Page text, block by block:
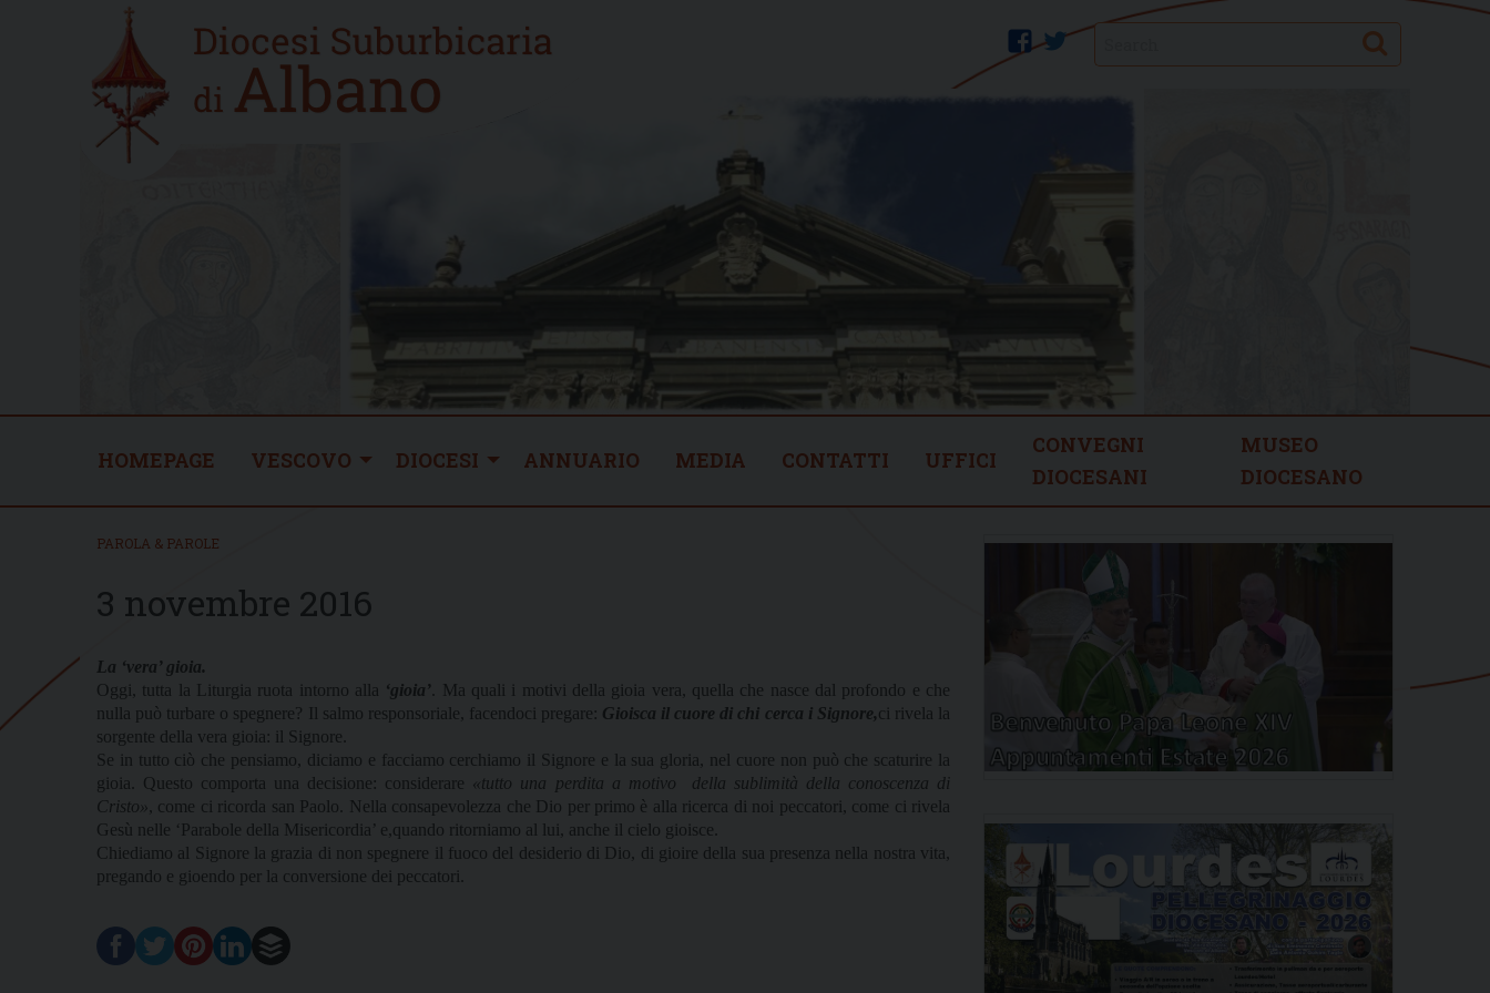
Home
new
twitter
facebook Search
HOMEPAGE VESCOVO DIOCESI ANNUARIO MEDIA CONTATTI UFFICI
CONVEGNI
DIOCESANI
MUSEO
DIOCESANO
PAROLA & PAROLE
3 novembre 2016
La ‘vera’ gioia.
Oggi, tutta la Liturgia ruota intorno alla ‘gioia’ . Ma quali i motivi della gioia vera, quella che nasce dal profondo e che
nulla può turbare o spegnere? Il salmo responsoriale, facendoci pregare: Gioisca il cuore di chi cerca i Signore,ci rivela la
sorgente della vera gioia: il Signore.
Se in tutto ciò che pensiamo, diciamo e facciamo cerchiamo il Signore e la sua gloria, nel cuore non può che scaturire la
gioia. Questo comporta una decisione: considerare «tutto una perdita a motivo
della sublimità della conoscenza di
Cristo», come ci ricorda san Paolo. Nella consapevolezza che Dio per primo è alla ricerca di noi peccatori, come ci rivela
Gesù nelle ‘Parabole della Misericordia’ e,quando ritorniamo al lui, anche il cielo gioisce.
Chiediamo al Signore la grazia di non spegnere il fuoco del desiderio di Dio, di gioire della sua presenza nella nostra vita,
pregando e gioendo per la conversione dei peccatori.